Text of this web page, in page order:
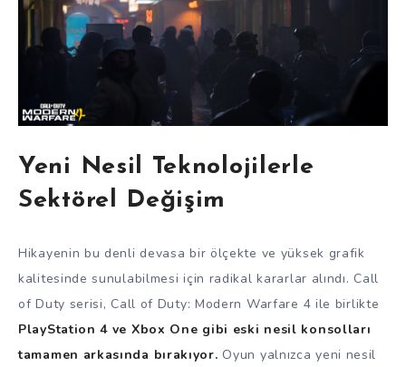
Yeni Nesil Teknolojilerle
Sektörel Değişim
Hikayenin bu denli devasa bir ölçekte ve yüksek grafik
kalitesinde sunulabilmesi için radikal kararlar alındı. Call
of Duty serisi, Call of Duty: Modern Warfare 4 ile birlikte
PlayStation 4 ve Xbox One gibi eski nesil konsolları
tamamen arkasında bırakıyor. Oyun yalnızca yeni nesil